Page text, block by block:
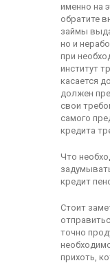
именно на
обратите
займы
но и
при
институт
касается
должен
свои
самого
кредита
Что
кредит
Стоит
точно
прихоть,